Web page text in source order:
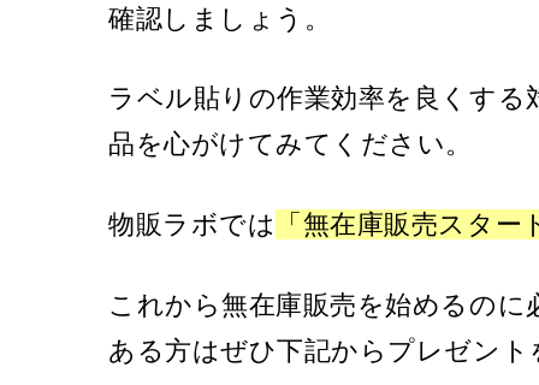
確認しましょう。
ラベル貼りの作業効率を良くす
品を心がけてみてください。
物販ラボでは 「無在庫販売スタ
これから無在庫販売を始めるの
ある方はぜひ下記からプレゼン